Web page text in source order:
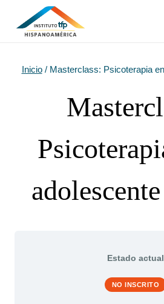
Inicio / Masterclass: Psicoterapia
Estado actual
NO INSCRITO